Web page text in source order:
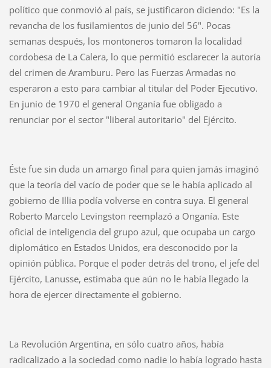
político que conmovió al país, se justificaron diciendo: "Es la
revancha de los fusilamientos de junio del 56". Pocas
semanas después, los montoneros tomaron la localidad
cordobesa de La Calera, lo que permitió esclarecer la autoría
del crimen de Aramburu. Pero las Fuerzas Armadas no
esperaron a esto para cambiar al titular del Poder Ejecutivo.
En junio de 1970 el general Onganía fue obligado a
renunciar por el sector "liberal autoritario" del Ejército.
Éste fue sin duda un amargo final para quien jamás imaginó
que la teoría del vacío de poder que se le había aplicado al
gobierno de Illia podía volverse en contra suya. El general
Roberto Marcelo Levingston reemplazó a Onganía. Este
oficial de inteligencia del grupo azul, que ocupaba un cargo
diplomático en Estados Unidos, era desconocido por la
opinión pública. Porque el poder detrás del trono, el jefe del
Ejército, Lanusse, estimaba que aún no le había llegado la
hora de ejercer directamente el gobierno.
La Revolución Argentina, en sólo cuatro años, había
radicalizado a la sociedad como nadie lo había logrado hasta